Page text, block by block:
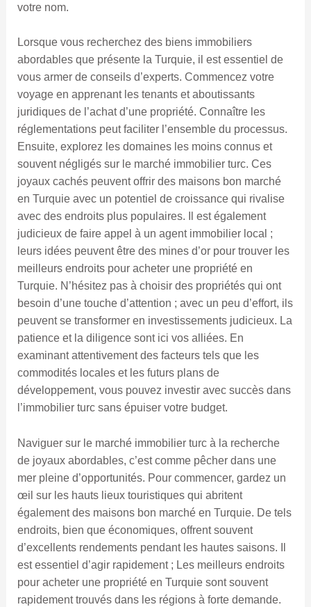
votre nom.
Lorsque vous recherchez des biens immobiliers
abordables que présente la Turquie, il est essentiel de
vous armer de conseils d’experts. Commencez votre
voyage en apprenant les tenants et aboutissants
juridiques de l’achat d’une propriété. Connaître les
réglementations peut faciliter l’ensemble du processus.
Ensuite, explorez les domaines les moins connus et
souvent négligés sur le marché immobilier turc. Ces
joyaux cachés peuvent offrir des maisons bon marché
en Turquie avec un potentiel de croissance qui rivalise
avec des endroits plus populaires. Il est également
judicieux de faire appel à un agent immobilier local ;
leurs idées peuvent être des mines d’or pour trouver les
meilleurs endroits pour acheter une propriété en
Turquie. N’hésitez pas à choisir des propriétés qui ont
besoin d’une touche d’attention ; avec un peu d’effort, ils
peuvent se transformer en investissements judicieux. La
patience et la diligence sont ici vos alliées. En
examinant attentivement des facteurs tels que les
commodités locales et les futurs plans de
développement, vous pouvez investir avec succès dans
l’immobilier turc sans épuiser votre budget.
Naviguer sur le marché immobilier turc à la recherche
de joyaux abordables, c’est comme pêcher dans une
mer pleine d’opportunités. Pour commencer, gardez un
œil sur les hauts lieux touristiques qui abritent
également des maisons bon marché en Turquie. De tels
endroits, bien que économiques, offrent souvent
d’excellents rendements pendant les hautes saisons. Il
est essentiel d’agir rapidement ; Les meilleurs endroits
pour acheter une propriété en Turquie sont souvent
rapidement trouvés dans les régions à forte demande.